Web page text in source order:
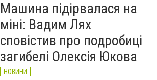
НОВИНИ
Машина підірвалася на
міні: Вадим Лях
сповістив про подробиці
загибелі Олексія Юкова
НОВИНИ